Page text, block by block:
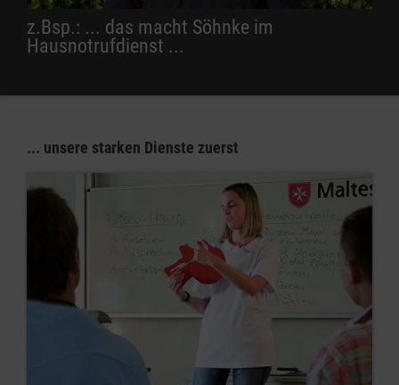
z.Bsp.: ... das macht Söhnke im
Hausnotrufdienst ...
... unsere starken Dienste zuerst